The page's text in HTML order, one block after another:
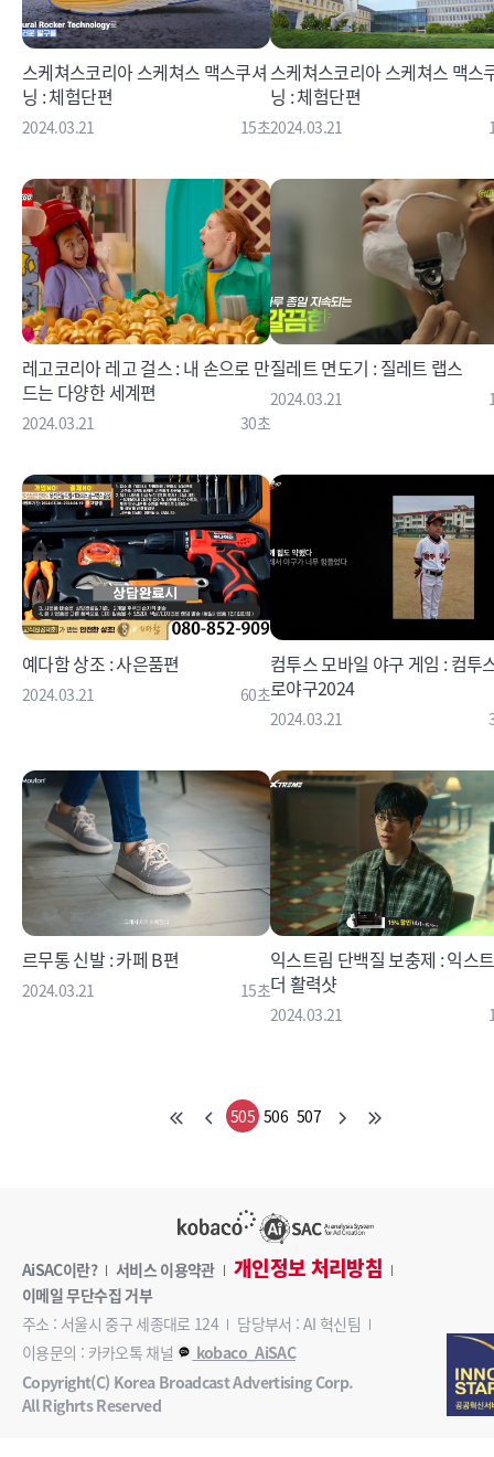
스케쳐스코리아 스케쳐스 맥스쿠셔
닝 : 체험단편
2024.03.21 15초
스케쳐스코리아 스케쳐스 맥스
닝 : 체험단편
2024.03.21
레고코리아 레고 걸스 : 내 손으로 만
드는 다양한 세계편
2024.03.21 30초
질레트 면도기 : 질레트 랩스
2024.03.21
예다함 상조 : 사은품편
2024.03.21 60초
컴투스 모바일 야구 게임 : 컴투
로야구2024
2024.03.21
르무통 신발 : 카페 B편
2024.03.21 15초
익스트림 단백질 보충제 : 익스
더 활력샷
2024.03.21
505 506 507
AiSAC이란? 서비스 이용약관 개인정보 처리방침
이메일 무단수집 거부
주소 : 서울시 중구 세종대로 124
담당부서 : AI 혁신팀
이용문의 : 카카오톡 채널
kobaco_AiSAC
Copyright(C) Korea Broadcast Advertising Corp.
All Righrts Reserved